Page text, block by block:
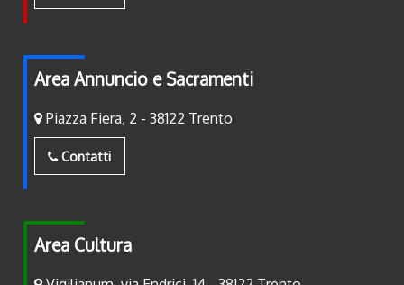
Area Annuncio e Sacramenti
Piazza Fiera, 2 - 38122 Trento
Contatti
Area Cultura